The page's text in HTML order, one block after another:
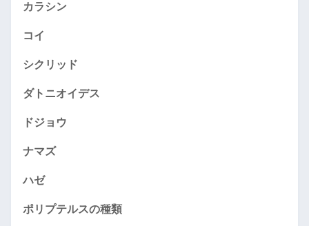
カラシン
コイ
シクリッド
ダトニオイデス
ドジョウ
ナマズ
ハゼ
ポリプテルスの種類